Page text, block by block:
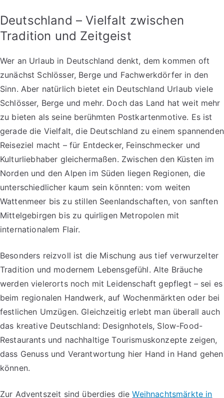
Deutschland – Vielfalt zwischen
Tradition und Zeitgeist
Wer an Urlaub in Deutschland denkt, dem kommen oft
zunächst Schlösser, Berge und Fachwerkdörfer in den
Sinn. Aber natürlich bietet ein Deutschland Urlaub viele
Schlösser, Berge und mehr. Doch das Land hat weit mehr
zu bieten als seine berühmten Postkartenmotive. Es ist
gerade die Vielfalt, die Deutschland zu einem spannenden
Reiseziel macht – für Entdecker, Feinschmecker und
Kulturliebhaber gleichermaßen. Zwischen den Küsten im
Norden und den Alpen im Süden liegen Regionen, die
unterschiedlicher kaum sein könnten: vom weiten
Wattenmeer bis zu stillen Seenlandschaften, von sanften
Mittelgebirgen bis zu quirligen Metropolen mit
internationalem Flair.
Besonders reizvoll ist die Mischung aus tief verwurzelter
Tradition und modernem Lebensgefühl. Alte Bräuche
werden vielerorts noch mit Leidenschaft gepflegt – sei es
beim regionalen Handwerk, auf Wochenmärkten oder bei
festlichen Umzügen. Gleichzeitig erlebt man überall auch
das kreative Deutschland: Designhotels, Slow-Food-
Restaurants und nachhaltige Tourismuskonzepte zeigen,
dass Genuss und Verantwortung hier Hand in Hand gehen
können.
Zur Adventszeit sind überdies dieWeihnachtsmärkte in